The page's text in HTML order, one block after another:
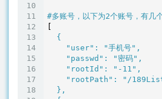
#多账号，以下为2个账号，有几
[
  {
"user" : "手机号" ,
"passwd" : "密码" ,
"rootId" : "-11" ,
"rootPath" :
"/
  },